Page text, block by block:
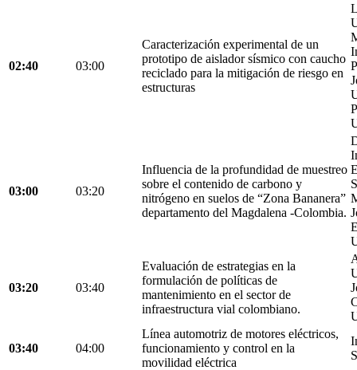
02:40 03:00
Caracterización experimental de un
prototipo de aislador sísmico con caucho
reciclado para la mitigación de riesgo en
estructuras
03:00 03:20
Influencia de la profundidad de muestreo
sobre el contenido de carbono y
nitrógeno en suelos de “Zona Bananera”
departamento del Magdalena -Colombia.
03:20 03:40
Evaluación de estrategias en la
formulación de políticas de
mantenimiento en el sector de
infraestructura vial colombiano.
03:40 04:00
Línea automotriz de motores eléctricos,
funcionamiento y control en la
movilidad eléctrica